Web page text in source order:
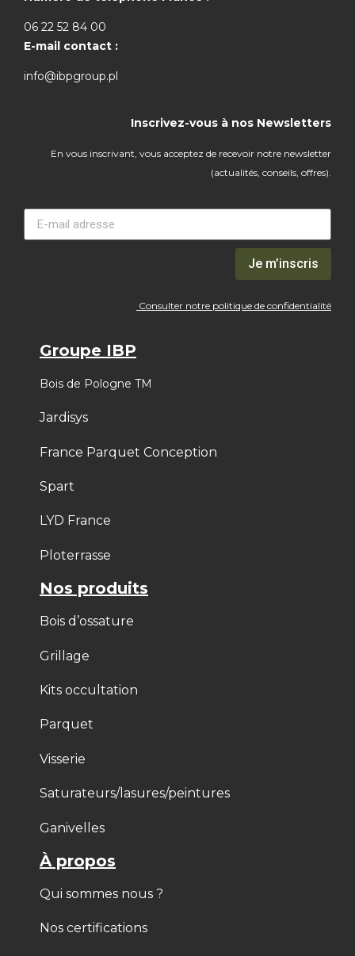
06 22 52 84 00
E-mail contact :
info@ibpgroup.pl
Inscrivez-vous à nos Newsletters
En vous inscrivant, vous acceptez de recevoir notre newsletter
(actualités, conseils, offres).
Je m’inscris
Consulter notre politique de confidentialité
Groupe IBP
Bois de Pologne TM
Jardisys
France Parquet Conception
Spart
LYD France
Ploterrasse
Nos produits
Bois d’ossature
Grillage
Kits occultation
Parquet
Visserie
Saturateurs/lasures/peintures
Ganivelles
À propos
Qui sommes nous ?
Nos certifications